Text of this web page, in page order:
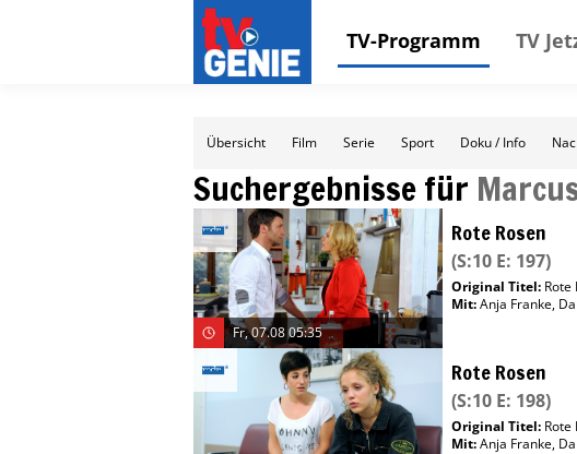
TV-Programm TV
Übersicht Film Serie Sport Doku / Info
Suchergebnisse für
Fr, 07.08 05:35
Rote Rosen
(S:10 E: 197)
Original Titel: Rote
Mit:Anja Franke,
Rote Rosen
(S:10 E: 198)
Original Titel: Rote
Mit:Anja Franke,